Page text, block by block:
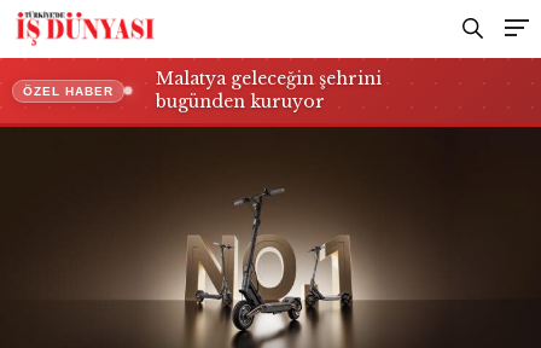
ÖZEL HABER
Malatya geleceğin şehrini
bugünden kuruyor